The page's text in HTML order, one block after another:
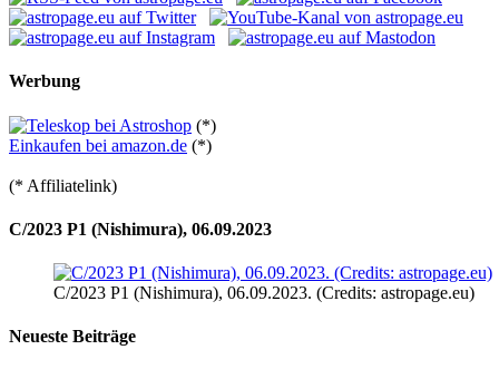
Werbung
(*)
Einkaufen bei amazon.de (*)
(* Affiliatelink)
C/2023 P1 (Nishimura), 06.09.2023
C/2023 P1 (Nishimura), 06.09.2023. (Credits: astropage.eu)
Neueste Beiträge